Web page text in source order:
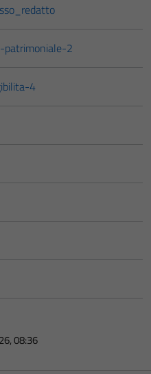
patrimoniale-2
4
08:36